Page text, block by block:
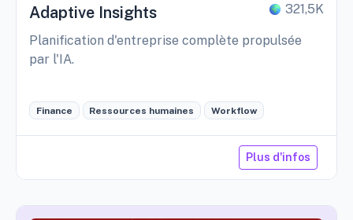
Adaptive Insights 321,5K
Planification d'entreprise complète propulsée
par l'IA.
Finance Ressources humaines Workflow
Plus d'infos